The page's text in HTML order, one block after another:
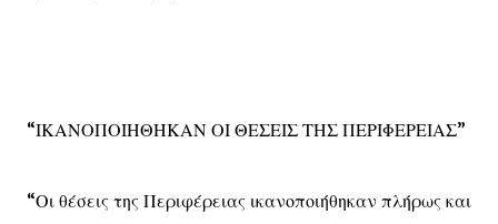
“ΙΚΑΝΟΠΟΙΗΘΗΚΑΝ ΟΙ ΘΕΣΕΙΣ ΤΗΣ ΠΕΡΙΦΕΡΕΙΑΣ”
“Οι θέσεις της Περιφέρειας ικανοποιήθηκαν πλήρως και